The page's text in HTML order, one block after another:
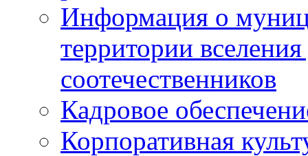
Информация о
территории
соотечественников
Кадровое
Корпоративная